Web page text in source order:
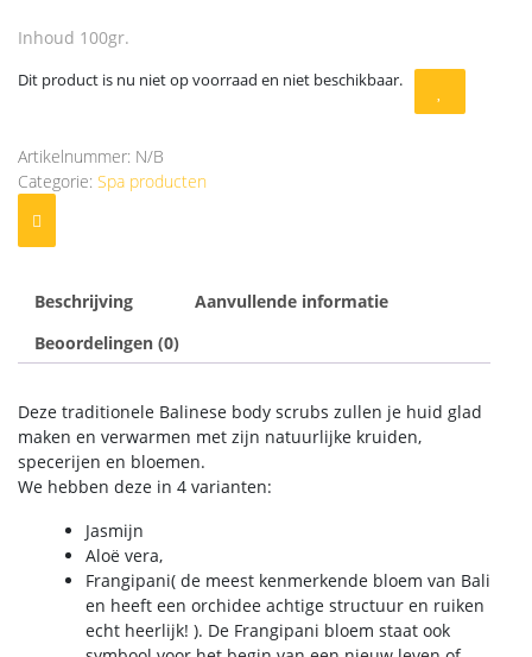
Inhoud 100gr.
Dit product is nu niet op voorraad en niet beschikbaar.
Artikelnummer: N/B
Categorie: Spa producten
Beschrijving
Aanvullende informatie
Beoordelingen (0)
Deze traditionele Balinese body scrubs zullen je huid glad
maken en verwarmen met zijn natuurlijke kruiden,
specerijen en bloemen.
We hebben deze in 4 varianten:
Jasmijn
Aloë vera,
Frangipani( de meest kenmerkende bloem van Bali
en heeft een orchidee achtige structuur en ruiken
echt heerlijk! ). De Frangipani bloem staat ook